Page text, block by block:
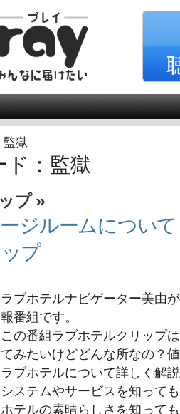
監獄
ド：監獄
プ»
ジルームについ
プ
ラブホテルナビゲーター美由
報番組です。
この番組ラブホテルクリップ
てみたいけどどんな所なの？
ラブホテルについて詳しく解
システムやサービスを知って
ホテルの素晴らしさを知って